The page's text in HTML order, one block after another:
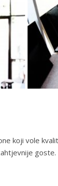
koji vole
goste.